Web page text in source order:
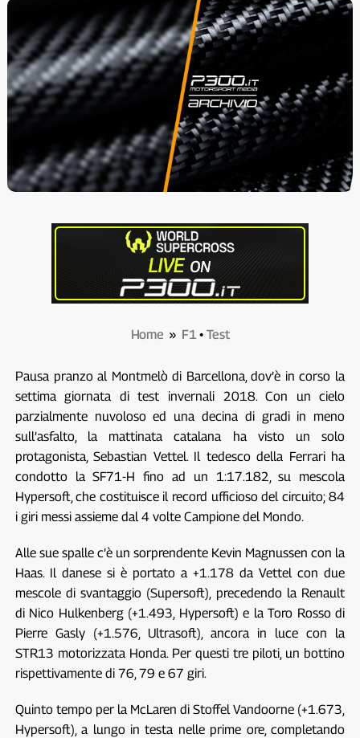
Home » F1• Test
Pausa pranzo al Montmelò di Barcellona, dov’è in corso la
settima giornata di test invernali 2018. Con un cielo
parzialmente nuvoloso ed una decina di gradi in meno
sull’asfalto, la mattinata catalana ha visto un solo
protagonista, Sebastian Vettel. Il tedesco della Ferrari ha
condotto la SF71-H fino ad un 1:17.182, su mescola
Hypersoft, che costituisce il record ufficioso del circuito; 84
i giri messi assieme dal 4 volte Campione del Mondo.
Alle sue spalle c’è un sorprendente Kevin Magnussen con la
Haas. Il danese si è portato a +1.178 da Vettel con due
mescole di svantaggio (Supersoft), precedendo la Renault
di Nico Hulkenberg (+1.493, Hypersoft) e la Toro Rosso di
Pierre Gasly (+1.576, Ultrasoft), ancora in luce con la
STR13 motorizzata Honda. Per questi tre piloti, un bottino
rispettivamente di 76, 79 e 67 giri.
Quinto tempo per la McLaren di Stoffel Vandoorne (+1.673,
Hypersoft), a lungo in testa nelle prime ore, completando